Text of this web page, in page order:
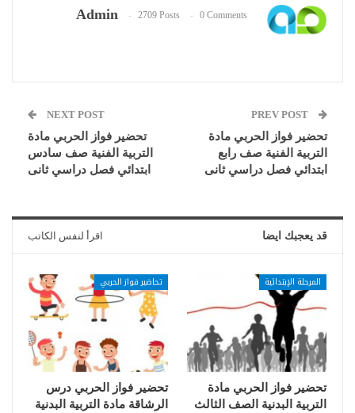
Admin 2709 Posts 0 Comments
تحضير فواز الحربي مادة
التربية الفنية صف رابع
ابتدائي فصل دراسي ثانى
NEXT POST
تحضير فواز الحربي مادة
التربية الفنية صف سادس
ابتدائي فصل دراسي ثانى
قد يعجبك ايضا اقرأ لنفس الكاتب
المرحلة الإبتدائية
تحضير فواز الحربي مادة
التربية البدنية الصف الثالث
تحاضير فواز الحربي
تحضير فواز الحربي درس
الرشاقة مادة التربية البدنية